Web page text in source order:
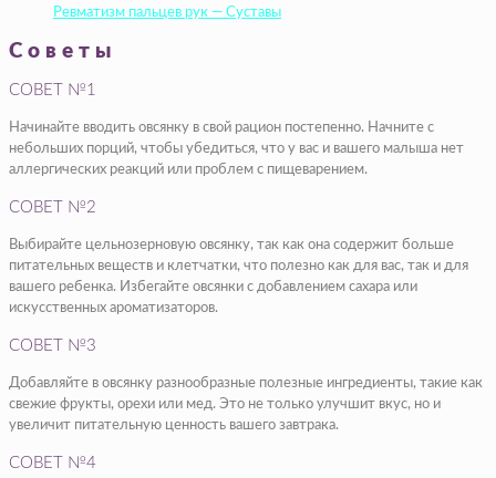
Ревматизм пальцев рук — Суставы
Советы
СОВЕТ №1
Начинайте вводить овсянку в свой рацион постепенно. Начните с
небольших порций, чтобы убедиться, что у вас и вашего малыша нет
аллергических реакций или проблем с пищеварением.
СОВЕТ №2
Выбирайте цельнозерновую овсянку, так как она содержит больше
питательных веществ и клетчатки, что полезно как для вас, так и для
вашего ребенка. Избегайте овсянки с добавлением сахара или
искусственных ароматизаторов.
СОВЕТ №3
Добавляйте в овсянку разнообразные полезные ингредиенты, такие как
свежие фрукты, орехи или мед. Это не только улучшит вкус, но и
увеличит питательную ценность вашего завтрака.
СОВЕТ №4